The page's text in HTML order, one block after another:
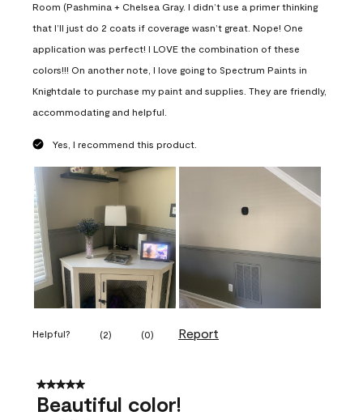
Room (Pashmina + Chelsea Gray. I didn’t use a primer thinking
that I’ll just do 2 coats if coverage wasn’t great. Nope! One
application was perfect! I LOVE the combination of these
colors!!! On another note, I love going to Spectrum Paints in
Knightdale to purchase my paint and supplies. They are friendly,
accommodating and helpful.
Yes, I recommend this product.
Helpful? (2) (0) Report
5 out of 5 stars.
Beautiful color!